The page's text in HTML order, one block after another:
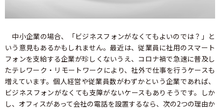
中小企業の場合、「ビジネスフォンがなくてもよいのでは？」と
いう意見もあるかもしれません。最近は、従業員に社用のスマート
フォンを支給する企業が珍しくないうえ、コロナ禍で急速に普及し
たテレワーク・リモートワークにより、社外で仕事を行うケースも
増えています。個人経営や従業員数がわずかという企業であれば、
ビジネスフォンがなくても支障がないケースもありそうです。しか
し、オフィスがあって会社の電話を設置するなら、次の2つの理由か